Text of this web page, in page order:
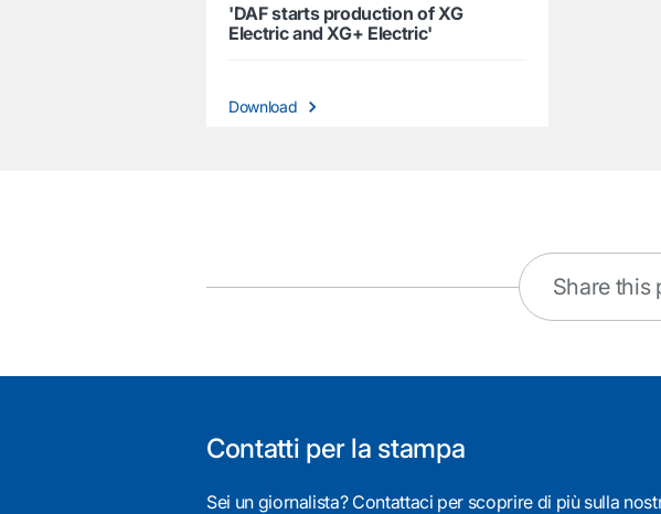
'DAF starts production of XG
Electric and XG+ Electric'
Download
Share this
Contatti per la stampa
Sei un giornalista? Contattaci per scoprire di più sulla